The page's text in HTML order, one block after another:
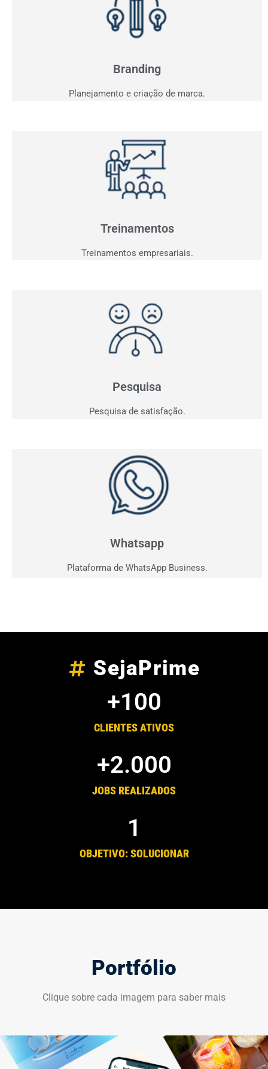
Branding
Planejamento e criação de marca.
Sua marca fala com seu consumidor? Entendemos o
Treinamentos
Treinamentos empresariais.
Agora que você já tem clientes interessados,
Pesquisa
Pesquisa de satisfação.
Pesquisa de Satisfação
Entender para atender e consequentemente vender!
Whatsapp
Plataforma de WhatsApp Business.
Acompanhe em tempo real todas as conversas da sua
SejaPrime
CLIENTES ATIVOS
+100
JOBS REALIZADOS
+2.000
OBJETIVO: SOLUCIONAR
1
Portfólio
Clique sobre cada imagem para saber mais